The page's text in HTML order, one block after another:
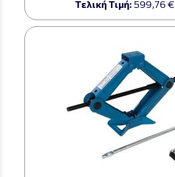
Τελική Τιμή: 599,76 €